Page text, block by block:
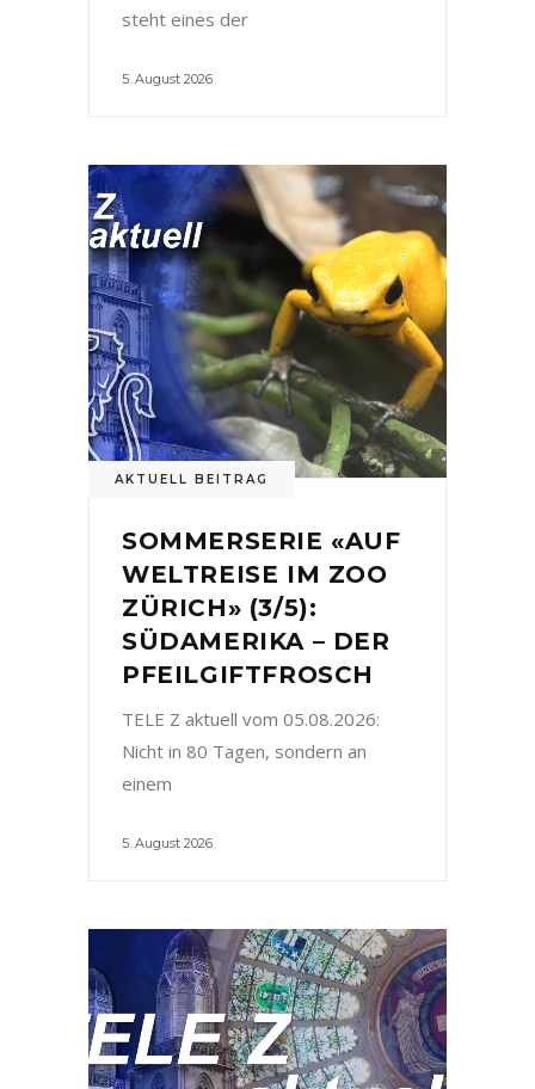
steht eines der
5. August 2026
AKTUELL BEITRAG
SOMMERSERIE «AUF
WELTREISE IM ZOO
ZÜRICH» (3/5):
SÜDAMERIKA – DER
PFEILGIFTFROSCH
TELE Z aktuell vom 05.08.2026:
Nicht in 80 Tagen, sondern an
einem
5. August 2026